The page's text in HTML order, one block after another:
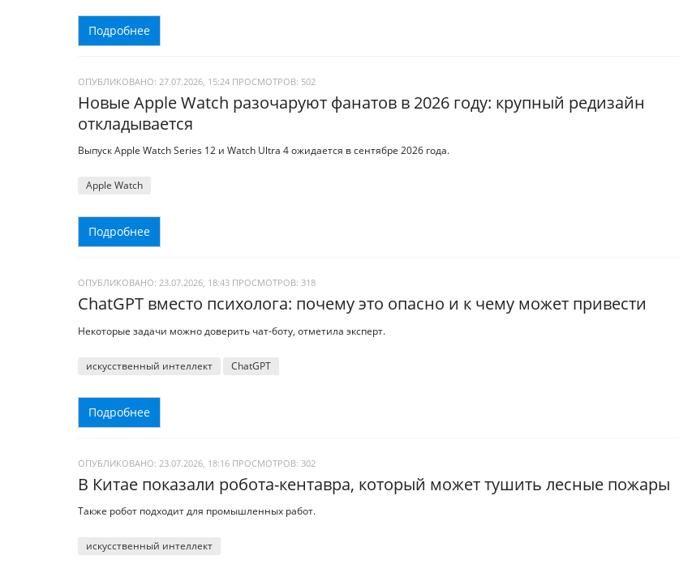
Подробнее
ОПУБЛИКОВАНО: 27.07.2026, 15:24 ПРОСМОТРОВ: 502
Новые Apple Watch разочаруют фанатов в 2026 году: крупный редизайн
откладывается
Выпуск Apple Watch Series 12 и Watch Ultra 4 ожидается в сентябре 2026 года.
Apple Watch
Подробнее
ОПУБЛИКОВАНО: 23.07.2026, 18:43 ПРОСМОТРОВ: 318
ChatGPT вместо психолога: почему это опасно и к чему может привести
Некоторые задачи можно доверить чат-боту, отметила эксперт.
искусственный интеллект ChatGPT
Подробнее
ОПУБЛИКОВАНО: 23.07.2026, 18:16 ПРОСМОТРОВ: 302
В Китае показали робота-кентавра, который может тушить лесные пожары
Также робот подходит для промышленных работ.
искусственный интеллект